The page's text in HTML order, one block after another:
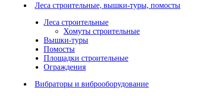
Леса строительные, вышки-туры, помосты
Леса строительные
Хомуты строительные
Вышки-туры
Помосты
Площадки строительные
Ограждения
Вибраторы и виброоборудование